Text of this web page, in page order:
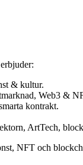
& kultur.
Web3 &
kontrakt.
ArtTech,
NFT och